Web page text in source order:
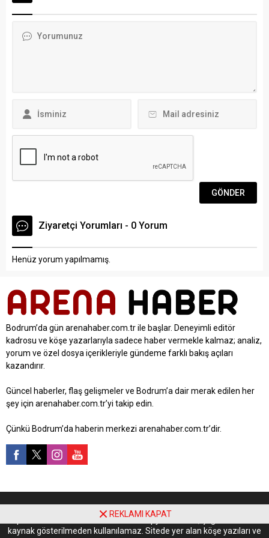
okulun bahçesinde gördü.
Ziyaretçi Yorumları - 0 Yorum
Henüz yorum yapılmamış.
Bodrum’da gün arenahaber.com.tr ile başlar. Deneyimli editör
kadrosu ve köşe yazarlarıyla sadece haber vermekle kalmaz; analiz,
yorum ve özel dosya içerikleriyle gündeme farklı bakış açıları
kazandırır.
Güncel haberler, flaş gelişmeler ve Bodrum’a dair merak edilen her
şey için arenahaber.com.tr’yi takip edin.
Çünkü Bodrum’da haberin merkezi arenahaber.com.tr’dir.
Yayınlanan tüm içerikler 5846 sayılı Fikir ve Sanat Eserleri Kanunu
kapsamında korunmaktadır. İzinsiz kopyalanamaz, çoğaltılamaz ve
kaynak gösterilmeden kullanılamaz. Sitede yer alan köşe yazıları ve
REKLAMI KAPAT